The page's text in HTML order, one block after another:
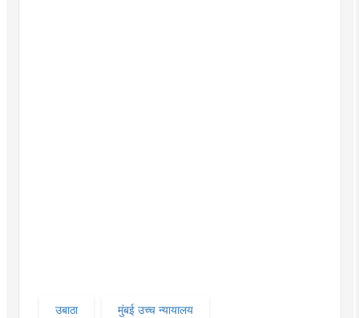
उबाठा मुंबई उच्च न्यायालय